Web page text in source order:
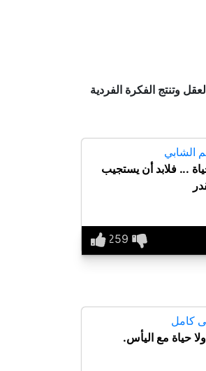
وتنتج الفكرة الفردية
الشابي
... فلابد أن يستجيب
كامل
حياة مع اليأس.